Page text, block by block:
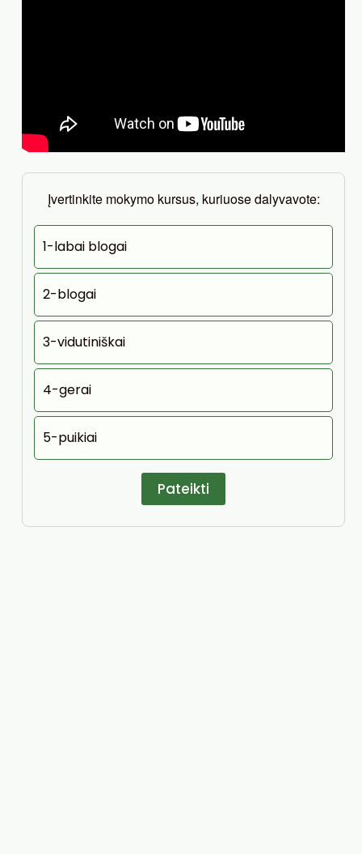
Įvertinkite mokymo kursus, kuriuose dalyvavote:
1-labai blogai
2-blogai
3-vidutiniškai
4-gerai
5-puikiai